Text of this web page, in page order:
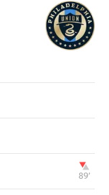
89‎’‎